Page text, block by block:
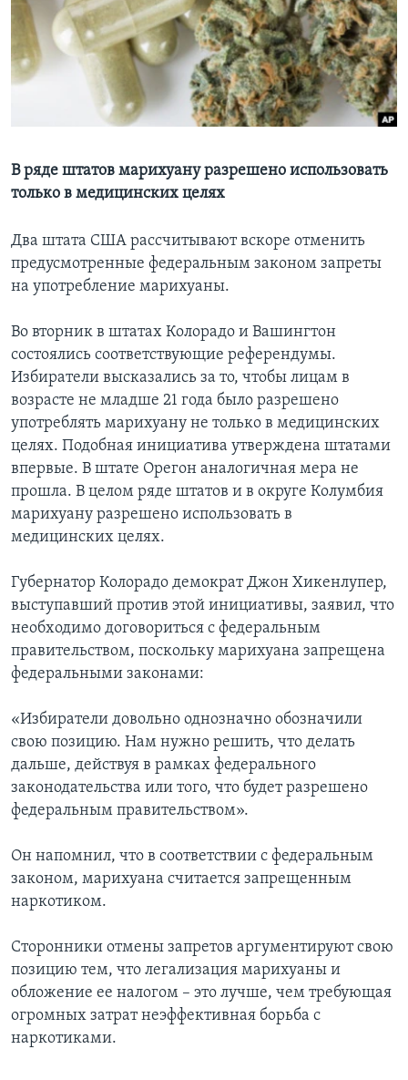
Learning English
СОЦИАЛЬНЫЕ СЕТИ
Языки
В ряде штатов марихуану разрешено использовать
только в медицинских целях
Два штата США рассчитывают вскоре отменить
предусмотренные федеральным законом запреты
на употребление марихуаны.
Во вторник в штатах Колорадо и Вашингтон
состоялись соответствующие референдумы.
Избиратели высказались за то, чтобы лицам в
возрасте не младше 21 года было разрешено
употреблять марихуану не только в медицинских
целях. Подобная инициатива утверждена штатами
впервые. В штате Орегон аналогичная мера не
прошла. В целом ряде штатов и в округе Колумбия
марихуану разрешено использовать в
медицинских целях.
Губернатор Колорадо демократ Джон Хикенлупер,
выступавший против этой инициативы, заявил, что
необходимо договориться с федеральным
правительством, поскольку марихуана запрещена
федеральными законами:
«Избиратели довольно однозначно обозначили
свою позицию. Нам нужно решить, что делать
дальше, действуя в рамках федерального
законодательства или того, что будет разрешено
федеральным правительством».
Он напомнил, что в соответствии с федеральным
законом, марихуана считается запрещенным
наркотиком.
Сторонники отмены запретов аргументируют свою
позицию тем, что легализация марихуаны и
обложение ее налогом – это лучше, чем требующая
огромных затрат неэффективная борьба с
наркотиками.